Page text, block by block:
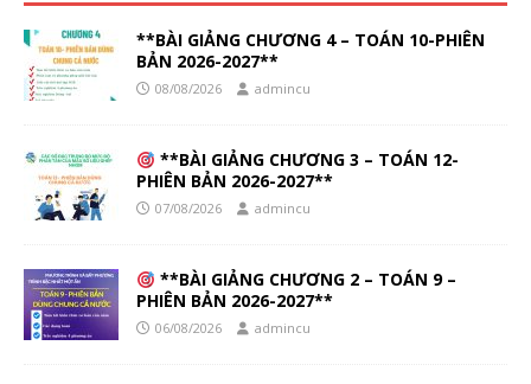
**BÀI GIẢNG CHƯƠNG 4 – TOÁN 10-PHIÊN
BẢN 2026-2027**
08/08/2026 admincu
**BÀI GIẢNG CHƯƠNG 3 – TOÁN 12-
PHIÊN BẢN 2026-2027**
07/08/2026 admincu
**BÀI GIẢNG CHƯƠNG 2 – TOÁN 9 –
PHIÊN BẢN 2026-2027**
06/08/2026 admincu